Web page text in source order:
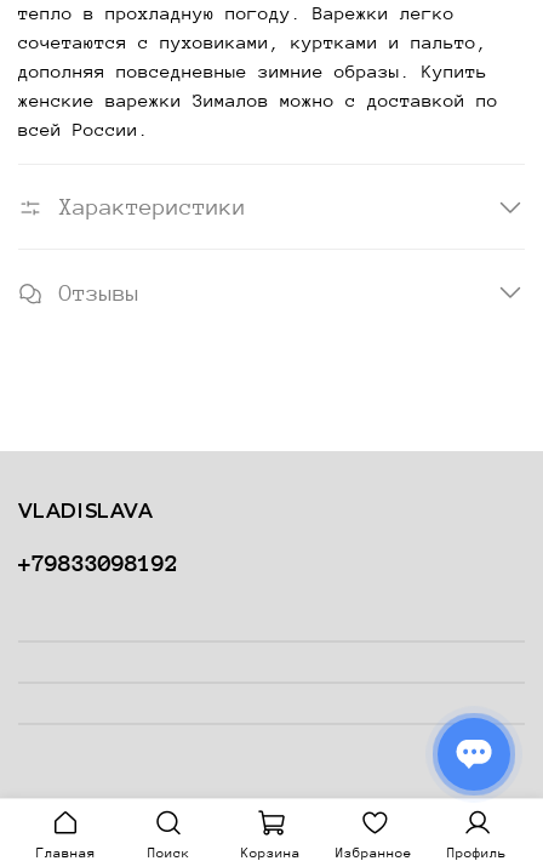
тепло в прохладную погоду. Варежки легко
сочетаются с пуховиками, куртками и пальто,
дополняя повседневные зимние образы. Купить
женские варежки Зималов можно с доставкой по
всей России.
Характеристики
Отзывы
+79833098192
VLADISLAVA
Главная Поиск Корзина Избранное Профиль